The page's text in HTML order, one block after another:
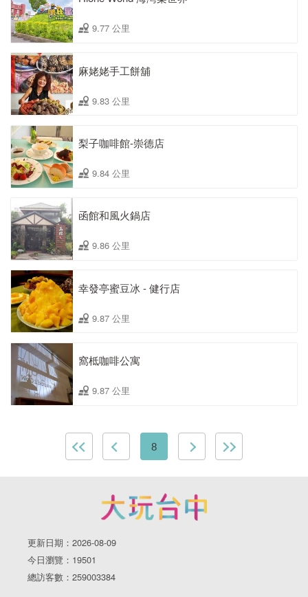
9.77 公里
麻姥姥手工餅舖
9.83 公里
梨子咖啡館-崇德店
9.84 公里
函館和風火鍋店
9.86 公里
幸發亭蜜豆冰 - 健行店
9.87 公里
窩柢咖啡公寓
9.87 公里
8
更新日期：2026-08-09
今日瀏覽：19501
總訪客數：259003384